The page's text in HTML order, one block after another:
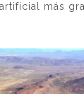
más